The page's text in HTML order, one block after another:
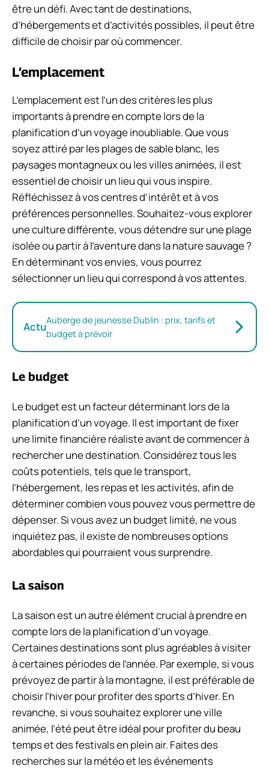
être un défi. Avec tant de destinations,
d’hébergements et d’activités possibles, il peut être
difficile de choisir par où commencer.
L’emplacement
L’emplacement est l’un des critères les plus
importants à prendre en compte lors de la
planification d’un voyage inoubliable. Que vous
soyez attiré par les plages de sable blanc, les
paysages montagneux ou les villes animées, il est
essentiel de choisir un lieu qui vous inspire.
Réfléchissez à vos centres d’intérêt et à vos
préférences personnelles. Souhaitez-vous explorer
une culture différente, vous détendre sur une plage
isolée ou partir à l’aventure dans la nature sauvage ?
En déterminant vos envies, vous pourrez
sélectionner un lieu qui correspond à vos attentes.
ActuAuberge de jeunesse Dublin : prix, tarifs et
budget à prévoir
Le budget
Le budget est un facteur déterminant lors de la
planification d’un voyage. Il est important de fixer
une limite financière réaliste avant de commencer à
rechercher une destination. Considérez tous les
coûts potentiels, tels que le transport,
l’hébergement, les repas et les activités, afin de
déterminer combien vous pouvez vous permettre de
dépenser. Si vous avez un budget limité, ne vous
inquiétez pas, il existe de nombreuses options
abordables qui pourraient vous surprendre.
La saison
La saison est un autre élément crucial à prendre en
compte lors de la planification d’un voyage.
Certaines destinations sont plus agréables à visiter
à certaines périodes de l’année. Par exemple, si vous
prévoyez de partir à la montagne, il est préférable de
choisir l’hiver pour profiter des sports d’hiver. En
revanche, si vous souhaitez explorer une ville
animée, l’été peut être idéal pour profiter du beau
temps et des festivals en plein air. Faites des
recherches sur la météo et les événements